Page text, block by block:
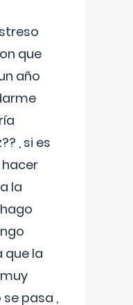
que
año
, si es
la
que la
pasa ,